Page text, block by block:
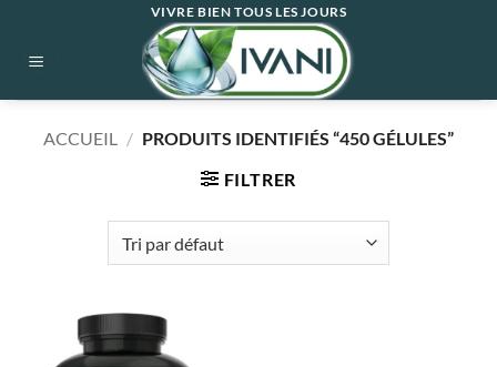
contenu
VIVRE BIEN TOUS LES JOURS
ACCUEIL / PRODUITS IDENTIFIÉS “450 GÉLULES”
FILTRER